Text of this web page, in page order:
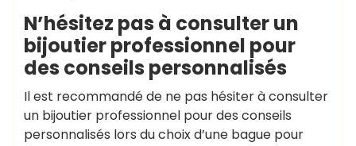
N’hésitez pas à consulter un
bijoutier professionnel pour
des conseils personnalisés
Il est recommandé de ne pas hésiter à consulter
un bijoutier professionnel pour des conseils
personnalisés lors du choix d’une bague pour